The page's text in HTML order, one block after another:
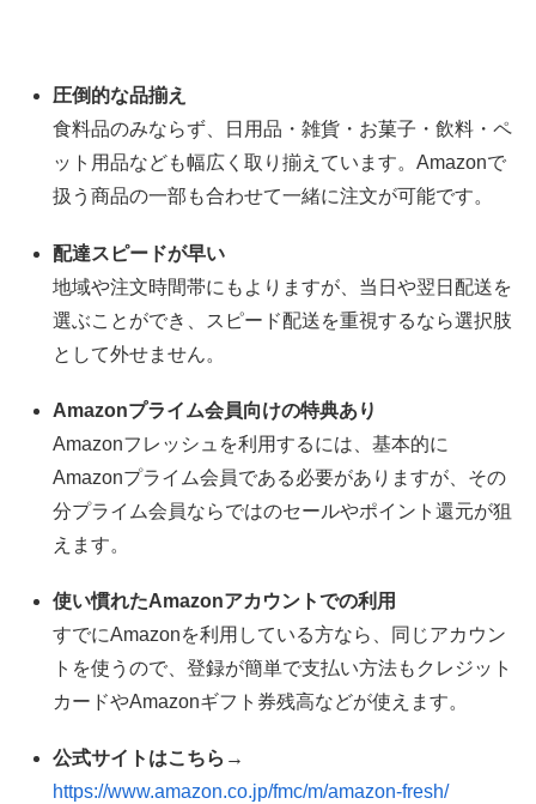
圧倒的な品揃え
食料品のみならず、日用品・雑貨・お菓子・飲料・ペ
ット用品なども幅広く取り揃えています。Amazonで
扱う商品の一部も合わせて一緒に注文が可能です。
配達スピードが早い
地域や注文時間帯にもよりますが、当日や翌日配送を
選ぶことができ、スピード配送を重視するなら選択肢
として外せません。
Amazonプライム会員向けの特典あり
Amazonフレッシュを利用するには、基本的に
Amazonプライム会員である必要がありますが、その
分プライム会員ならではのセールやポイント還元が狙
えます。
使い慣れたAmazonアカウントでの利用
すでにAmazonを利用している方なら、同じアカウン
トを使うので、登録が簡単で支払い方法もクレジット
カードやAmazonギフト券残高などが使えます。
公式サイトはこちら→
https://www.amazon.co.jp/fmc/m/amazon-fresh/